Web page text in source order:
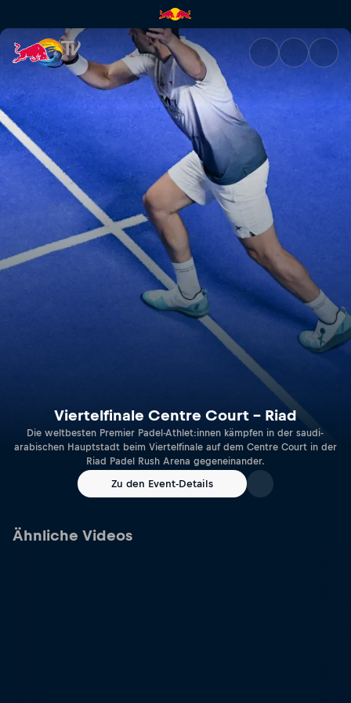
Viertelfinale Centre Court –
Viertelfinale Centre Court – Riad
Die weltbesten Premier Padel-Athlet:innen kämpfen in der saudi-
arabischen Hauptstadt beim Viertelfinale auf dem Centre Court in der
Riad Padel Rush Arena gegeneinander.
Zu den Event-Details
Ähnliche Videos